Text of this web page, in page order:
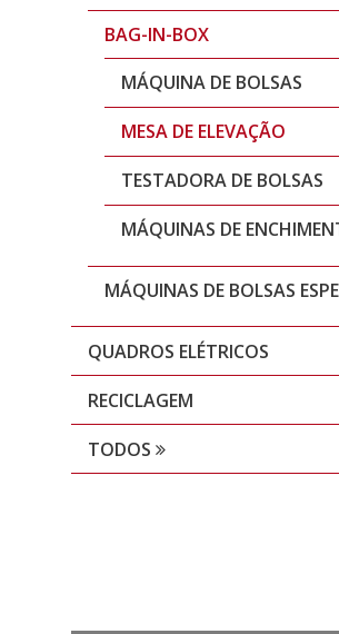
BAG-IN-BOX
MÁQUINA DE BOLSAS
MESA DE ELEVAÇÃO
TESTADORA DE BOLSAS
MÁQUINAS DE
MÁQUINAS DE BOLSAS
QUADROS ELÉTRICOS
RECICLAGEM
TODOS